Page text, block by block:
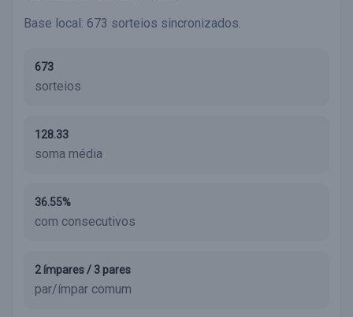
Base local: 673 sorteios sincronizados.
673
sorteios
128.33
soma média
36.55%
com consecutivos
2 ímpares / 3 pares
par/ímpar comum